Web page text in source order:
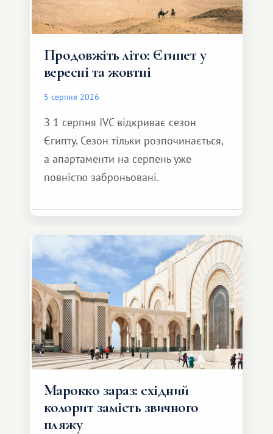
Продовжіть літо: Єгипет у
вересні та жовтні
5 серпня 2026
З 1 серпня IVC відкриває сезон
Єгипту. Сезон тільки розпочинається,
а апартаменти на серпень уже
повністю заброньовані.
Марокко зараз: східний
колорит замість звичного
пляжу